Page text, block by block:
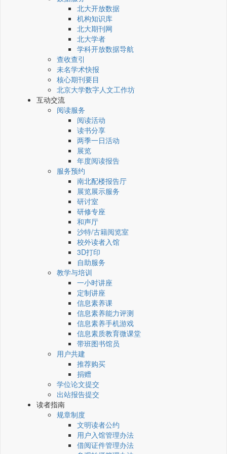
北大开放数据
机构知识库
北大期刊网
北大学者
学科开放数据导航
查收查引
未名学术快报
核心期刊要目
北京大学数字人文工作坊
互动交流
阅读服务
阅读活动
读书分享
两季一日活动
展览
年度阅读报告
服务预约
南北配楼报告厅
展览展示服务
研讨室
研修专座
和声厅
沙特/古籍阅览室
校外读者入馆
3D打印
自助服务
教学与培训
一小时讲座
定制讲座
信息素养课
信息素养能力评测
信息素养手机游戏
信息素质教育微课堂
带班图书馆员
用户共建
推荐购买
捐赠
学位论文提交
出站报告提交
读者指南
规章制度
文明读者公约
用户入馆管理办法
借阅证件管理办法